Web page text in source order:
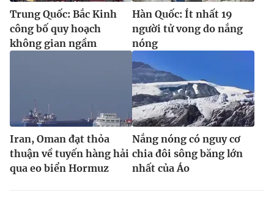
Trung Quốc: Bắc Kinh
công bố quy hoạch
không gian ngầm
Hàn Quốc: Ít nhất 19
người tử vong do nắng
nóng
Iran, Oman đạt thỏa
thuận về tuyến hàng hải
qua eo biển Hormuz
Nắng nóng có nguy cơ
chia đôi sông băng lớn
nhất của Áo